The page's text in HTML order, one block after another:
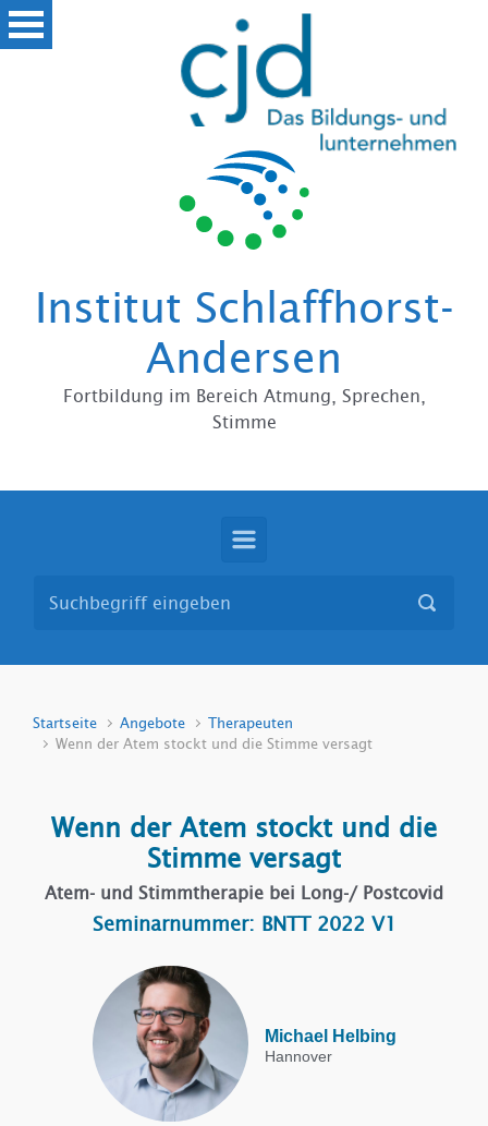
Institut Schlaffhorst-
Andersen
Fortbildung im Bereich Atmung, Sprechen,
Stimme
Startseite Angebote
Therapeuten
Wenn der Atem stockt und die Stimme versagt
Wenn der Atem stockt und die
Stimme versagt
Atem- und Stimmtherapie bei Long-/ Postcovid
Seminarnummer: BNTT 2022 V1
Michael Helbing
Hannover